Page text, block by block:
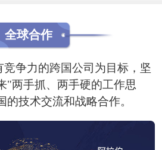
全球合作
争力的跨国公司为目标，坚
"两手抓、两手硬的工作思
的技术交流和战略合作。